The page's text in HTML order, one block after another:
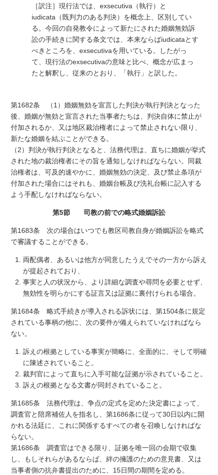
［訳注］現行法では、exsecutiva（執行）と
iudicata（既判力のある判決）を概念上、区別してい
る。今回の自発教令によって新たにされた婚姻無効訴
訟の手続きに関する条文では、本来ならばiudicataとす
べきところを、exsecutivaを用いている。したがっ
て、現行法のexsecutivaの意味と比べ、概念が広まっ
たと解釈し、従来のとおり、「執行」と訳した。
第1682条 （1）婚姻無効を宣言した判決が執行判決となった
後、婚姻が無効と宣言された当事者たちは、判決自体に禁止が
付加されるか、又は地区裁治権者によって禁止されない限り、
新たな婚姻を結ぶことができる。
（2）判決が執行判決となると、法務代理は、直ちに婚姻が挙式
された地の裁治権者にその旨を通知しなければならない。同裁
治権者は、可及的速やかに、婚姻無効の決定、及び禁止条項が
付加された場合にはそれも、婚姻台帳及び洗礼台帳に記入する
よう手配しなければならない。
第5節 司教の前での略式婚姻訴訟
第1683条 次の場合はいつでも教区司教自身が婚姻訴訟を略式
で審議することができる。
両配偶者、あるいは他方が同意したうえでその一方から訴え
が提起されており、
事実と人の状況から、より詳細な調査や尋問を必要とせず、
無効性を明らかにする証言又は証拠に裏付けられる場合。
第1684条 略式手続きが導入される訴状には、第1504条に規定
されている事柄の他に、次の要件が備えられていなければなら
ない。
訴えの根拠としている事実が簡略に、全面的に、そして明確
に陳述されていること。
裁判官によって直ちに入手可能な証拠が示されていること。
訴えの根拠となる文書が同封されていること。
第1685条 法務代理は、争点の定式を定めた決定書によって、
調査官と陪席補佐人を指名し、第1686条に従って30日以内に開
かれる法廷に、これに関係するすべての者を召喚しなければな
らない。
第1686条 調査官はできる限り、証拠を唯一回の会期で収集
し、もしそれらがあるならば、絆の擁護のための意見書、又は
当事者側の抗弁書提出のために、15日間の期間を定める。